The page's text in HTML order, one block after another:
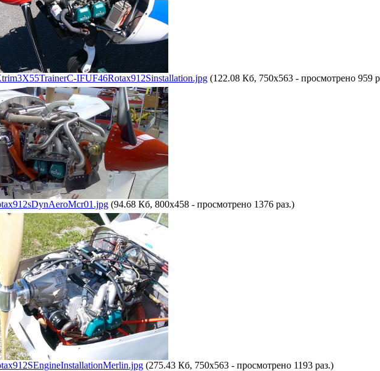
IFUF46Rotax912Sinstallation.jpg (122.08 Кб, 750x563 - просмотрено 959
(94.68 Кб, 800x458 - просмотрено 1376 раз.)
(275.43 Кб, 750x563 - просмотрено 1193 раз.)